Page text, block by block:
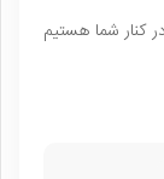
در كنار شما هستيم